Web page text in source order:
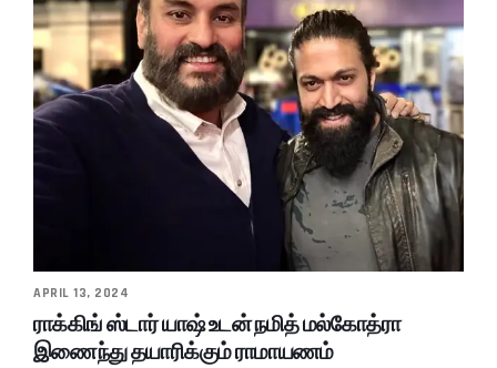
APRIL 13, 2024
ராக்கிங் ஸ்டார் யாஷ் உடன் நமித் மல்கோத்ரா
இணைந்து தயாரிக்கும் ராமாயணம்